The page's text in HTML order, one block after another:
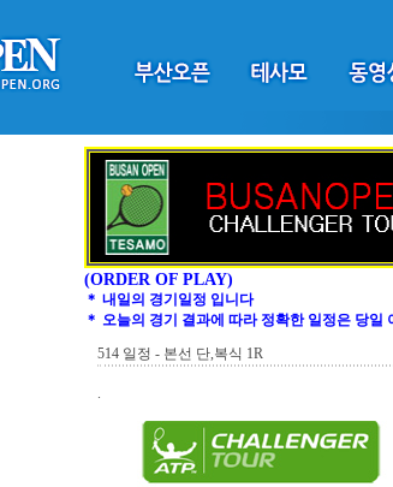
(ORDER OF PLAY)
＊ 내일의 경기일정 입니다
＊ 오늘의 경기 결과에 따라 정확한 일정은 당일
514 일정 - 본선 단,복식 1R
.